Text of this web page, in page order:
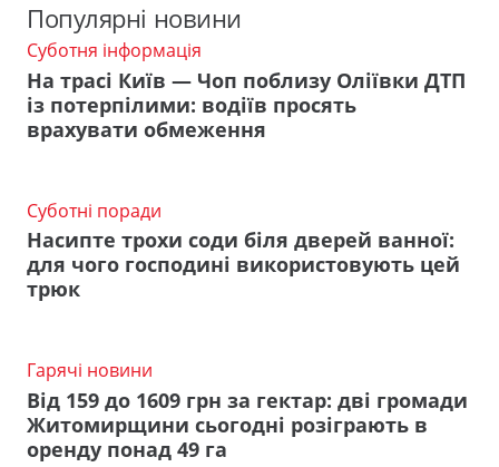
Популярні новини
Суботня інформація
На трасі Київ — Чоп поблизу Оліївки ДТП
із потерпілими: водіїв просять
врахувати обмеження
Суботні поради
Насипте трохи соди біля дверей ванної:
для чого господині використовують цей
трюк
Гарячі новини
Від 159 до 1609 грн за гектар: дві громади
Житомирщини сьогодні розіграють в
оренду понад 49 га